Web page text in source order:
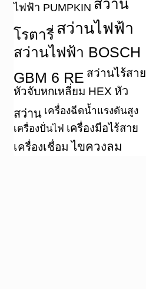
ไฟฟ้า PUMPKIN สว่าน
โรตารี่ สว่านไฟฟ้า
สว่านไฟฟ้า BOSCH
GBM 6 RE สว่านไร้สาย
หัวจับหกเหลี่ยม HEX หัว
สว่าน เครื่องฉีดน้ำแรงดันสูง
เครื่องปั่นไฟ เครื่องมือไร้สาย
เครื่องเชื่อม ไขควงลม